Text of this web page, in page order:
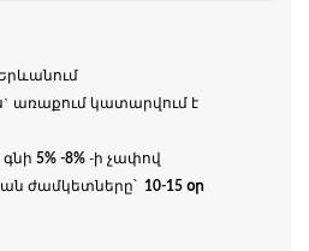
առաքում կատարվում է
գնի5% -8% -ի չափով
ժամկետները՝ 10-15 օր